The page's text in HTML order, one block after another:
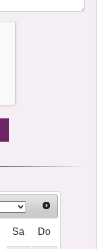
Sa Do